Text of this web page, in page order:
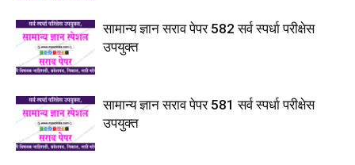
सामान्य ज्ञान सराव पेपर 582 सर्व स्पर्धा परीक्षेस
उपयुक्त
सामान्य ज्ञान सराव पेपर 581 सर्व स्पर्धा परीक्षेस
उपयुक्त